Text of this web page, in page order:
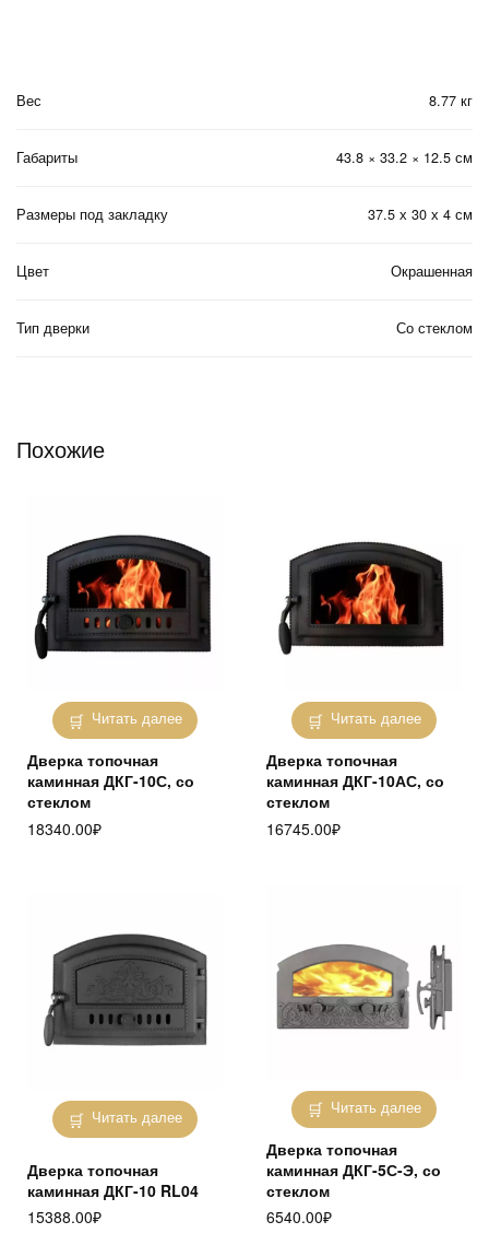
Вес 8.77 кг
Габариты 43.8 × 33.2 × 12.5 см
Размеры под закладку 37.5 х 30 х 4 см
Цвет Окрашенная
Тип дверки Со стеклом
Похожие
Читать далее
Дверка топочная
каминная ДКГ-10С, со
стеклом
18340.00₽
Читать далее
Дверка топочная
каминная ДКГ-10АС, со
стеклом
16745.00₽
Читать далее
Дверка топочная
каминная ДКГ-10 RL04
15388.00₽
Читать далее
Дверка топочная
каминная ДКГ-5С-Э, со
стеклом
6540.00₽